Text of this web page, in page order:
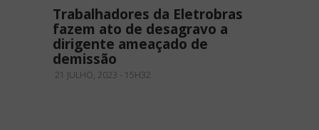
Trabalhadores da Eletrobras
fazem ato de desagravo a
dirigente ameaçado de
demissão
21 JULHO, 2023 - 15H32